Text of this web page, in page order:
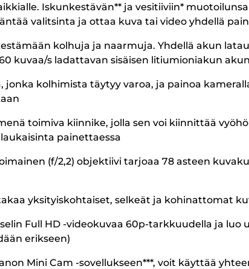
Iskunkestävän** ja vesitiiviin*
valitsinta ja ottaa kuva tai video yhdellä
kolhuja ja naarmuja. Yhdellä akun
kuvaa/s ladattavan sisäisen litiumioniakun akun
jonka kolhimista täytyy varoa, ja painoa
toimiva kiinnike, jolla sen voi kiinnittää
painettaessa
(f/2,2) objektiivi tarjoaa 78 asteen
yksityiskohtaiset, selkeät ja kohinattomat
Full HD -videokuvaa 60p-tarkkuudella ja
erikseen)
Mini Cam -sovellukseen***, voit käyttää